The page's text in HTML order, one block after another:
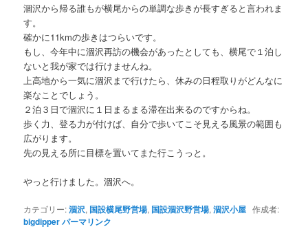
涸沢から帰る誰もが横尾からの単調な歩きが長すぎると言われま
す。
確かに11kmの歩きはつらいです。
もし、今年中に涸沢再訪の機会があったとしても、横尾で１泊し
ないと我が家では行けませんね。
上高地から一気に涸沢まで行けたら、休みの日程取りがどんなに
楽なことでしょう。
２泊３日で涸沢に１日まるまる滞在出来るのですからね。
歩く力、登る力が付けば、自分で歩いてこそ見える風景の範囲も
広がります。
先の見える所に目標を置いてまた行こうっと。
やっと行けました。涸沢へ。
カテゴリー:涸沢, 国設横尾野営場, 国設涸沢野営場,涸沢小屋 作成者:
bigdipperパーマリンク